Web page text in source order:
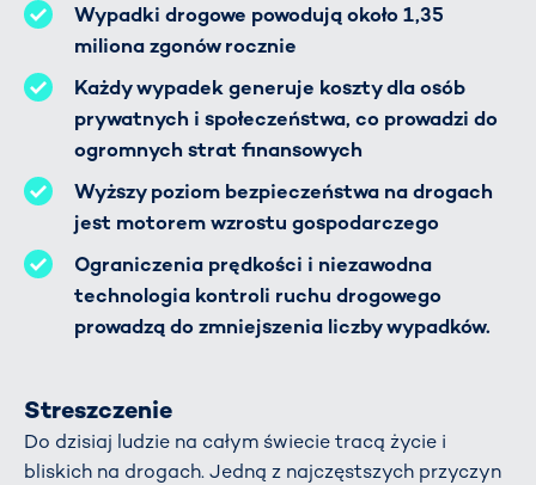
Wypadki drogowe powodują około 1,35
miliona zgonów rocznie
Każdy wypadek generuje koszty dla osób
prywatnych i społeczeństwa, co prowadzi do
ogromnych strat finansowych
Wyższy poziom bezpieczeństwa na drogach
jest motorem wzrostu gospodarczego
Ograniczenia prędkości i niezawodna
technologia kontroli ruchu drogowego
prowadzą do zmniejszenia liczby wypadków.
Streszczenie
Do dzisiaj ludzie na całym świecie tracą życie i
bliskich na drogach. Jedną z najczęstszych przyczyn